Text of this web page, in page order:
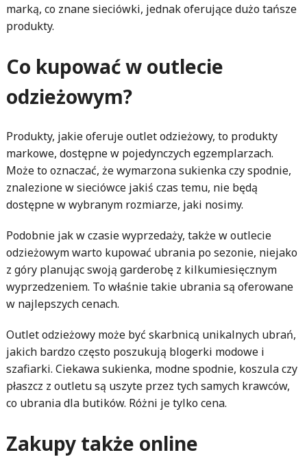
marką, co znane sieciówki, jednak oferujące dużo tańsze
produkty.
Co kupować w outlecie
odzieżowym?
Produkty, jakie oferuje outlet odzieżowy, to produkty
markowe, dostępne w pojedynczych egzemplarzach.
Może to oznaczać, że wymarzona sukienka czy spodnie,
znalezione w sieciówce jakiś czas temu, nie będą
dostępne w wybranym rozmiarze, jaki nosimy.
Podobnie jak w czasie wyprzedaży, także w outlecie
odzieżowym warto kupować ubrania po sezonie, niejako
z góry planując swoją garderobę z kilkumiesięcznym
wyprzedzeniem. To właśnie takie ubrania są oferowane
w najlepszych cenach.
Outlet odzieżowy może być skarbnicą unikalnych ubrań,
jakich bardzo często poszukują blogerki modowe i
szafiarki. Ciekawa sukienka, modne spodnie, koszula czy
płaszcz z outletu są uszyte przez tych samych krawców,
co ubrania dla butików. Różni je tylko cena.
Zakupy także online